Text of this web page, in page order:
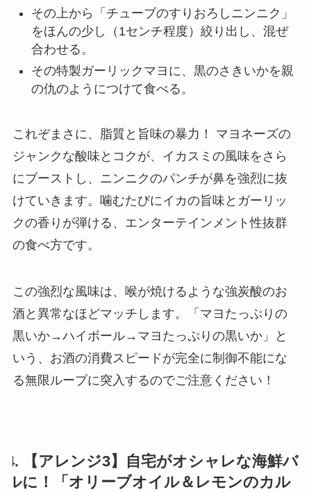
その上から「チューブのすりおろしニンニク」
をほんの少し（1センチ程度）絞り出し、混ぜ
合わせる。
その特製ガーリックマヨに、黒のさきいかを親
の仇のようにつけて食べる。
これぞまさに、脂質と旨味の暴力！ マヨネーズの
ジャンクな酸味とコクが、イカスミの風味をさら
にブーストし、ニンニクのパンチが鼻を強烈に抜
けていきます。噛むたびにイカの旨味とガーリッ
クの香りが弾ける、エンターテインメント性抜群
の食べ方です。
この強烈な風味は、喉が焼けるような強炭酸のお
酒と異常なほどマッチします。「マヨたっぷりの
黒いか→ハイボール→マヨたっぷりの黒いか」と
いう、お酒の消費スピードが完全に制御不能にな
る無限ループに突入するのでご注意ください！
4. 【アレンジ3】自宅がオシャレな海鮮バ
ルに！「オリーブオイル＆レモンのカル